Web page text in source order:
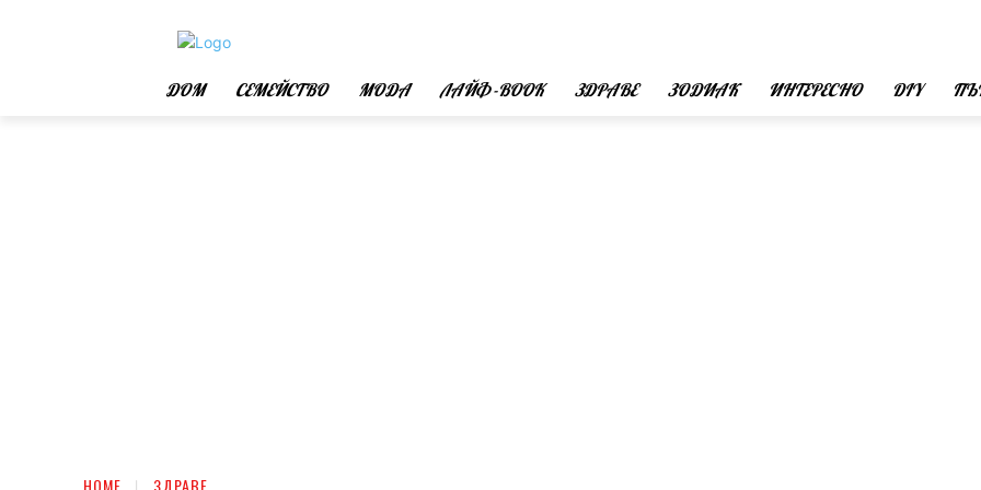
ДОМ СЕМЕЙСТВО МОДА ЛАЙФ -BOOK ЗДРАВЕ ЗОДИАК ИНТЕРЕСНО DIY
HOME ЗДРАВЕ